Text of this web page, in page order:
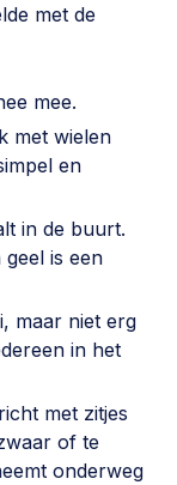
met de
mee.
met wielen
en
in de buurt.
is een
maar niet erg
in het
met zitjes
of te
onderweg